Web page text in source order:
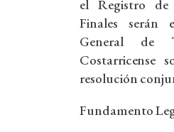
el Registro de
Finales serán
General de
Costarricense
resolución
Fundamento